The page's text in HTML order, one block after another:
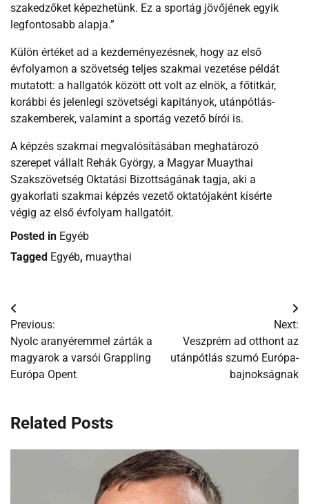
szakedzőket képezhetünk. Ez a sportág jövőjének egyik
legfontosabb alapja.”
Külön értéket ad a kezdeményezésnek, hogy az első
évfolyamon a szövetség teljes szakmai vezetése példát
mutatott: a hallgatók között ott volt az elnök, a főtitkár,
korábbi és jelenlegi szövetségi kapitányok, utánpótlás-
szakemberek, valamint a sportág vezető bírói is.
A képzés szakmai megvalósításában meghatározó
szerepet vállalt Rehák György, a Magyar Muaythai
Szakszövetség Oktatási Bizottságának tagja, aki a
gyakorlati szakmai képzés vezető oktatójaként kísérte
végig az első évfolyam hallgatóit.
Posted in Egyéb
Tagged Egyéb, muaythai
Bejegyzés
navigáció
Previous:
Nyolc aranyéremmel zárták a
magyarok a varsói Grappling
Európa Opent
Next:
Veszprém ad otthont az
utánpótlás szumó Európa-
bajnokságnak
Related Posts